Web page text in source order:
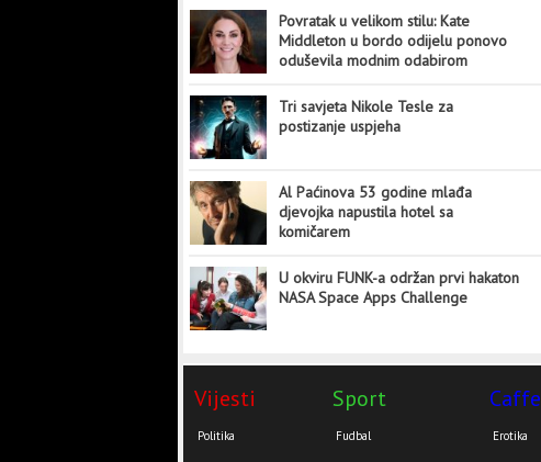
Povratak u velikom stilu: Kate
Middleton u bordo odijelu ponovo
oduševila modnim odabirom
Tri savjeta Nikole Tesle za
postizanje uspjeha
Al Paćinova 53 godine mlađa
djevojka napustila hotel sa
komičarem
U okviru FUNK-a održan prvi hakaton
NASA Space Apps Challenge
Vijesti
Politika
Sport
Fudbal
Caffe
Erotika